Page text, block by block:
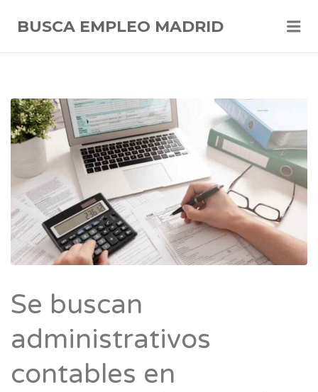
BUSCA EMPLEO MADRID
Se buscan
administrativos
contables en